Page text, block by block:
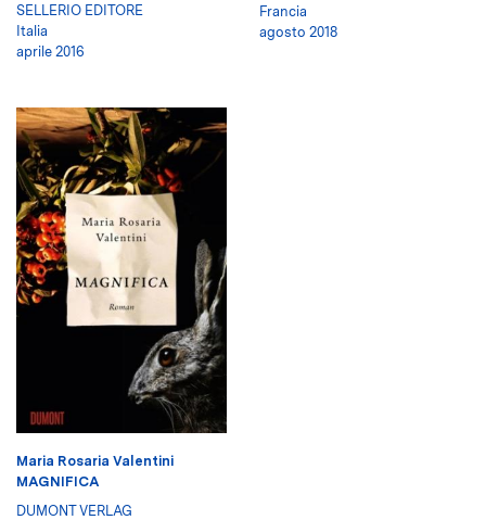
SELLERIO EDITORE
Italia
aprile 2016
Francia
agosto 2018
Maria Rosaria Valentini
MAGNIFICA
DUMONT VERLAG